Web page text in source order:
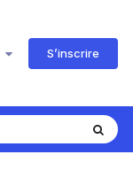
S’inscrire